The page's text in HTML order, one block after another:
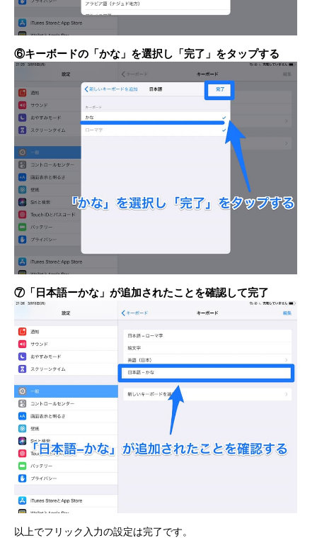
⑥キーボードの「かな」を選択し「完了」をタップする
⑦「日本語ーかな」が追加されたことを確認して完了
以上でフリック入力の設定は完了です。